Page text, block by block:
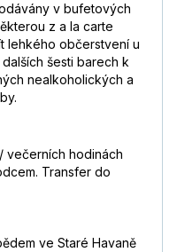
v bufetových
z a la carte
lehkého občerstvení u
šesti barech k
nealkoholických a
večerních hodinách
Transfer do
ve Staré Havaně